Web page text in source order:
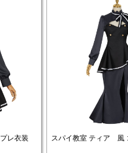
レ衣装 スパイ教室 ティア 風